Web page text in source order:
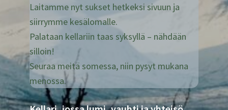
Laitamme nyt sukset hetkeksi sivuun ja
siirrymme kesälomalle.
Palataan kellariin taas syksyllä – nähdään
silloin!
Seuraa meitä somessa, niin pysyt mukana
menossa.